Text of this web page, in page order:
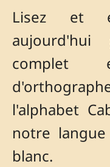
Lisez et
l'alphabet
notre
blanc.